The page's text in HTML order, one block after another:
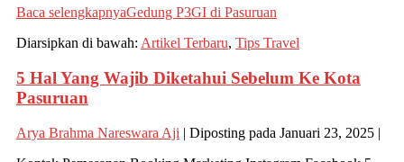
Baca selengkapnyaGedung P3GI di Pasuruan
Diarsipkan di bawah: Artikel Terbaru, Tips Travel
5 Hal Yang Wajib Diketahui Sebelum Ke Kota
Pasuruan
Arya Brahma Nareswara Aji | Diposting pada Januari 23, 2025 |